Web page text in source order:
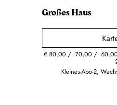
Großes Haus
€80,00 70,00
Kleines-Abo-2,